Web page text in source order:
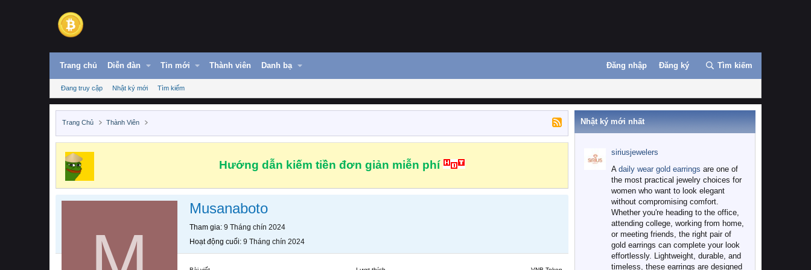
Trang chủ Diễn đàn Tin mới Thành viên Danh bạ Đăng nhập Đăng ký Tìm kiếm
Đang truy cập Nhật ký mới Tìm kiếm
Trang Chủ Thành Viên
Hướng dẫn kiếm tiền đơn giản miễn phí
Musanaboto
Tham gia 9 Tháng chín 2024
Hoạt động cuối 9 Tháng chín 2024
Nhật ký mới nhất
siriusjewelers
A daily wear gold earrings are one of
the most practical jewelry choices for
women who want to look elegant
without compromising comfort.
Whether you're heading to the office,
attending college, working from home,
or meeting friends, the right pair of
gold earrings can complete your look
effortlessly. Lightweight, durable, and
timeless, these earrings are designed